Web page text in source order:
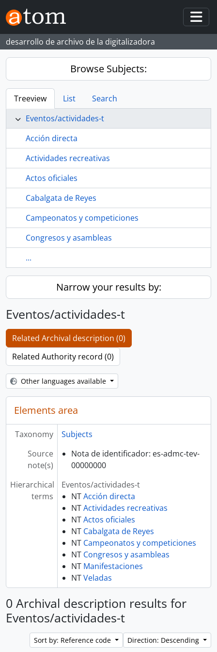
Skip to main content
desarrollo de archivo de la digitalizadora
Browse Subjects:
Treeview List
Search
Eventos/actividades-t
Acción directa
Actividades recreativas
Actos oficiales
Cabalgata de Reyes
Campeonatos y competiciones
Congresos y asambleas
...
Narrow your results by:
Eventos/actividades-t
Related Archival description (0)
Related Authority record (0)
Other languages available
Elements area
Taxonomy
Subjects
Source
note(s)
Nota de identificador: es-admc-tev-
00000000
Hierarchical
terms
Eventos/actividades-t
NTAcción directa
NTActividades recreativas
NTActos oficiales
NT Cabalgata de Reyes
NT Campeonatos y competiciones
NT Congresos y asambleas
NT Manifestaciones
NTVeladas
0 Archival description results for
Eventos/actividades-t
Sort by: Reference code Direction: Descending